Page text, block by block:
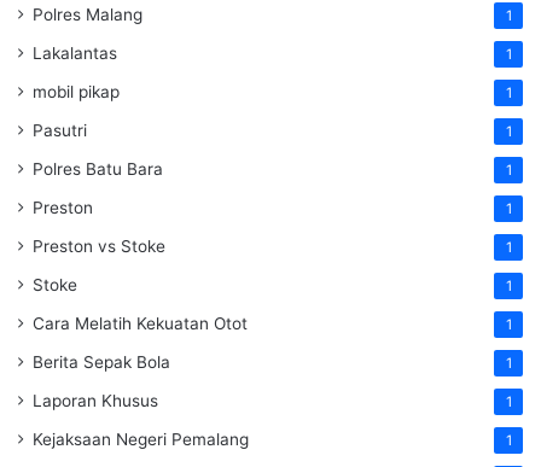
Polres Malang 1
Lakalantas 1
mobil pikap 1
Pasutri 1
Polres Batu Bara 1
Preston 1
Preston vs Stoke 1
Stoke 1
Cara Melatih Kekuatan Otot 1
Berita Sepak Bola 1
Laporan Khusus 1
Kejaksaan Negeri Pemalang 1